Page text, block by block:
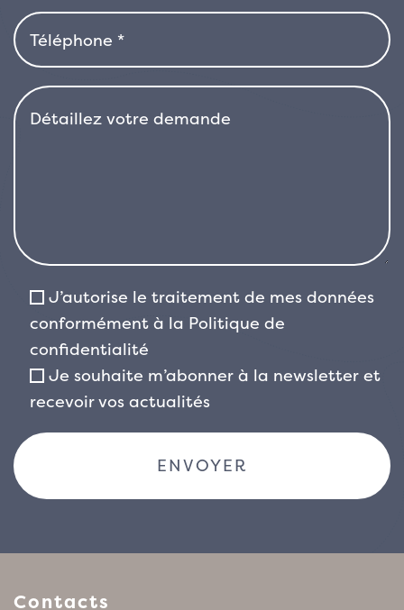
produire des inflorescences aériennes sur des
tiges rigides, avec des fleurs tubulaires
rougeâtres, bien que la floraison au jardin ne
soit pas toujours garantie. La plante est
principalement cultivée pour la valeur
drainés. Résistant au vent et au sel, il convient
parfaitement aux jardins côtiers. Tolérant à la
sécheresse une fois bien établi, il supporte des
températures hivernales modérées, mais dans
les régions sujettes aux gelées prolongées, il
est préférable de le cultiver en pot ou à l’abri.
Pour son allure audacieuse, son faible
Phormium cookianum ‘Black Adder’ est un
excellent choix pour embellir les bordures, les
massifs contemporains et les espaces verts de
J’autorise le traitement de mes données
conformément à la Politique de
confidentialité
Je souhaite m’abonner à la newsletter et
recevoir vos actualités
Contacts